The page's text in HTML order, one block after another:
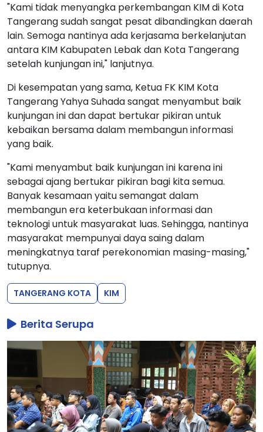
"Kami tidak menyangka perkembangan KIM di Kota
Tangerang sudah sangat pesat dibandingkan daerah
lain. Semoga nantinya ada kerjasama berkelanjutan
antara KIM Kabupaten Lebak dan Kota Tangerang
setelah kunjungan ini," lanjutnya.
Di kesempatan yang sama, Ketua FK KIM Kota
Tangerang Yahya Suhada sangat menyambut baik
kunjungan ini dan dapat bertukar pikiran untuk
kebaikan bersama dalam membangun informasi
yang baik.
"Kami menyambut baik kunjungan ini karena ini
sebagai ajang bertukar pikiran bagi kita semua.
Banyak kesamaan yaitu semangat dalam
membangun era keterbukaan informasi dan
teknologi untuk masyarakat luas. Sehingga, nantinya
masyarakat mempunyai daya saing dalam
meningkatnya taraf perekonomian masing-masing,"
tutupnya.
TANGERANG KOTA KIM
Berita Serupa